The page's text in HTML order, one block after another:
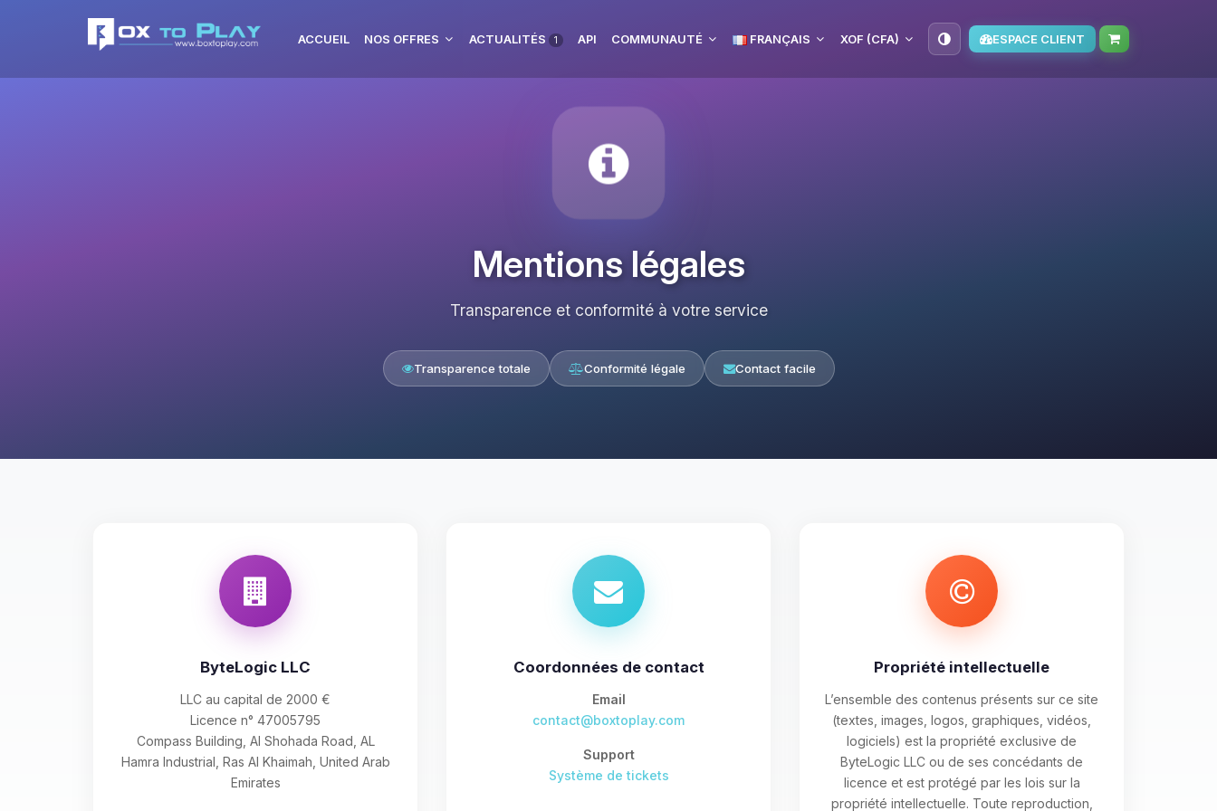
ACCUEIL NOS OFFRES ACTUALITÉS 1 API COMMUNAUTÉ FRANÇAIS XOF (CFA) ESPACE CLIENT
Mentions légales
Transparence et conformité à votre service
Transparence totale Conformité légale Contact facile
ByteLogic LLC
LLC au capital de 2000 €
Licence n° 47005795
Compass Building, Al Shohada Road, AL
Hamra Industrial, Ras Al Khaimah, United Arab
Emirates
Coordonnées de contact
Email
contact@boxtoplay.com
Support
Système de tickets
Propriété intellectuelle
L’ensemble des contenus présents sur ce site
(textes, images, logos, graphiques, vidéos,
logiciels) est la propriété exclusive de
ByteLogic LLC ou de ses concédants de
licence et est protégé par les lois sur la
propriété intellectuelle. Toute reproduction,